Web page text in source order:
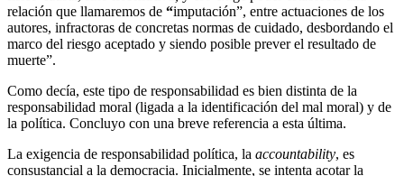
relación que llamaremos de “imputación”, entre actuaciones de los
autores, infractoras de concretas normas de cuidado, desbordando el
marco del riesgo aceptado y siendo posible prever el resultado de
muerte”.
Como decía, este tipo de responsabilidad es bien distinta de la
responsabilidad moral (ligada a la identificación del mal moral) y de
la política. Concluyo con una breve referencia a esta última.
La exigencia de responsabilidad política, la accountability, es
consustancial a la democracia. Inicialmente, se intenta acotar la